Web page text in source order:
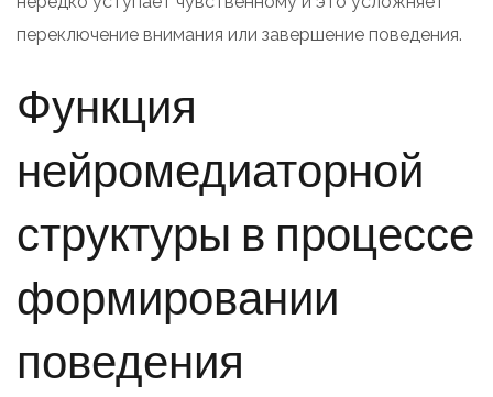
переключение внимания или завершение поведения.
Функция
нейромедиаторной
структуры в процессе
формировании
поведения